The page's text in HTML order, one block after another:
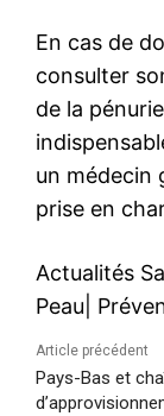
En cas de
consulter
de la
un médecin
prise en
Actualités
Peau
Article précédent
Pays-Bas et